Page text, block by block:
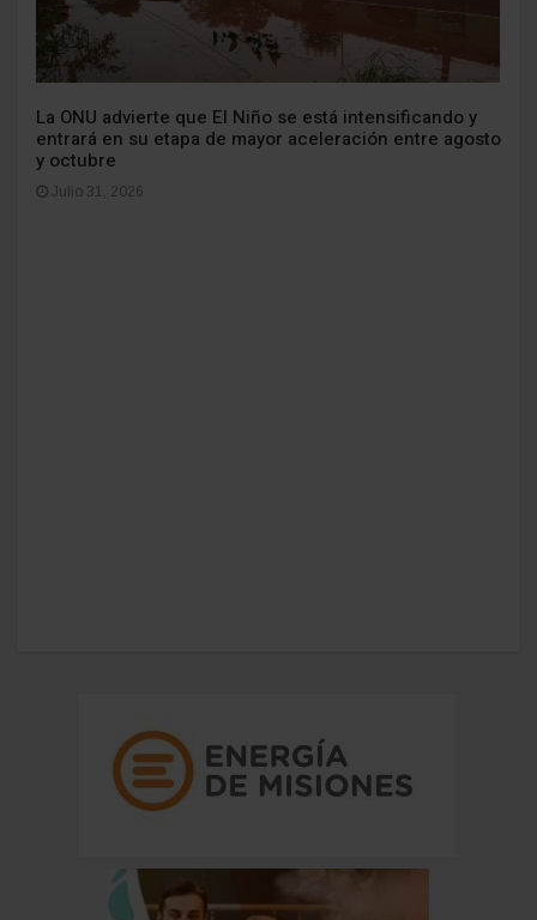
La ONU advierte que El Niño se está intensificando y
entrará en su etapa de mayor aceleración entre agosto
y octubre
Julio 31, 2026